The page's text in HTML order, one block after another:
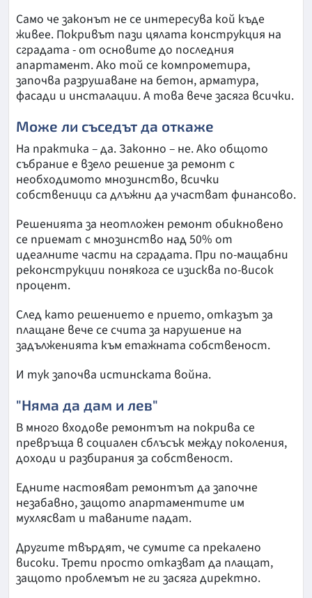
Само че законът не се интересува кой къде
живее. Покривът пази цялата конструкция на
сградата - от основите до последния
апартамент. Ако той се компрометира,
започва разрушаване на бетон, арматура,
фасади и инсталации. А това вече засяга всички.
Може ли съседът да откаже
На практика – да. Законно – не. Ако общото
събрание е взело решение за ремонт с
необходимото мнозинство, всички
собственици са длъжни да участват финансово.
Решенията за неотложен ремонт обикновено
се приемат с мнозинство над 50% от
идеалните части на сградата. При по-мащабни
реконструкции понякога се изисква по-висок
процент.
След като решението е прието, отказът за
плащане вече се счита за нарушение на
задълженията към етажната собственост.
И тук започва истинската война.
"Няма да дам и лев"
В много входове ремонтът на покрива се
превръща в социален сблъсък между поколения,
доходи и разбирания за собственост.
Едните настояват ремонтът да започне
незабавно, защото апартаментите им
мухлясват и таваните падат.
Другите твърдят, че сумите са прекалено
високи. Трети просто отказват да плащат,
защото проблемът не ги засяга директно.